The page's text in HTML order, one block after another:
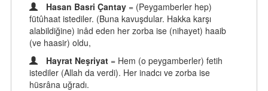
Hasan Basri Çantay = (Peygamberler hep)
fütûhaat istediler. (Buna kavuşdular. Hakka karşı
alabildiğine) inâd eden her zorba ise (nihayet) haaib
(ve haasir) oldu,
Hayrat Neşriyat = Hem (o peygamberler) fetih
istediler (Allah da verdi). Her inadcı ve zorba ise
hüsrâna uğradı.